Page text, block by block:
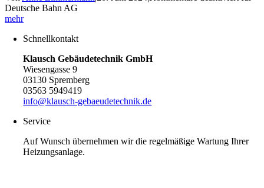
Deutsche Bahn AG
mehr
Schnellkontakt
Klausch Gebäudetechnik GmbH
Wiesengasse 9
03130 Spremberg
03563 5949419
info@klausch-gebaeudetechnik.de
Service
Auf Wunsch übernehmen wir die regelmäßige Wartung Ihrer
Heizungsanlage.